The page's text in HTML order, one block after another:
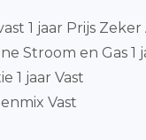
1 jaar Prijs Zeker
Stroom en Gas 1
1 jaar Vast
Vast